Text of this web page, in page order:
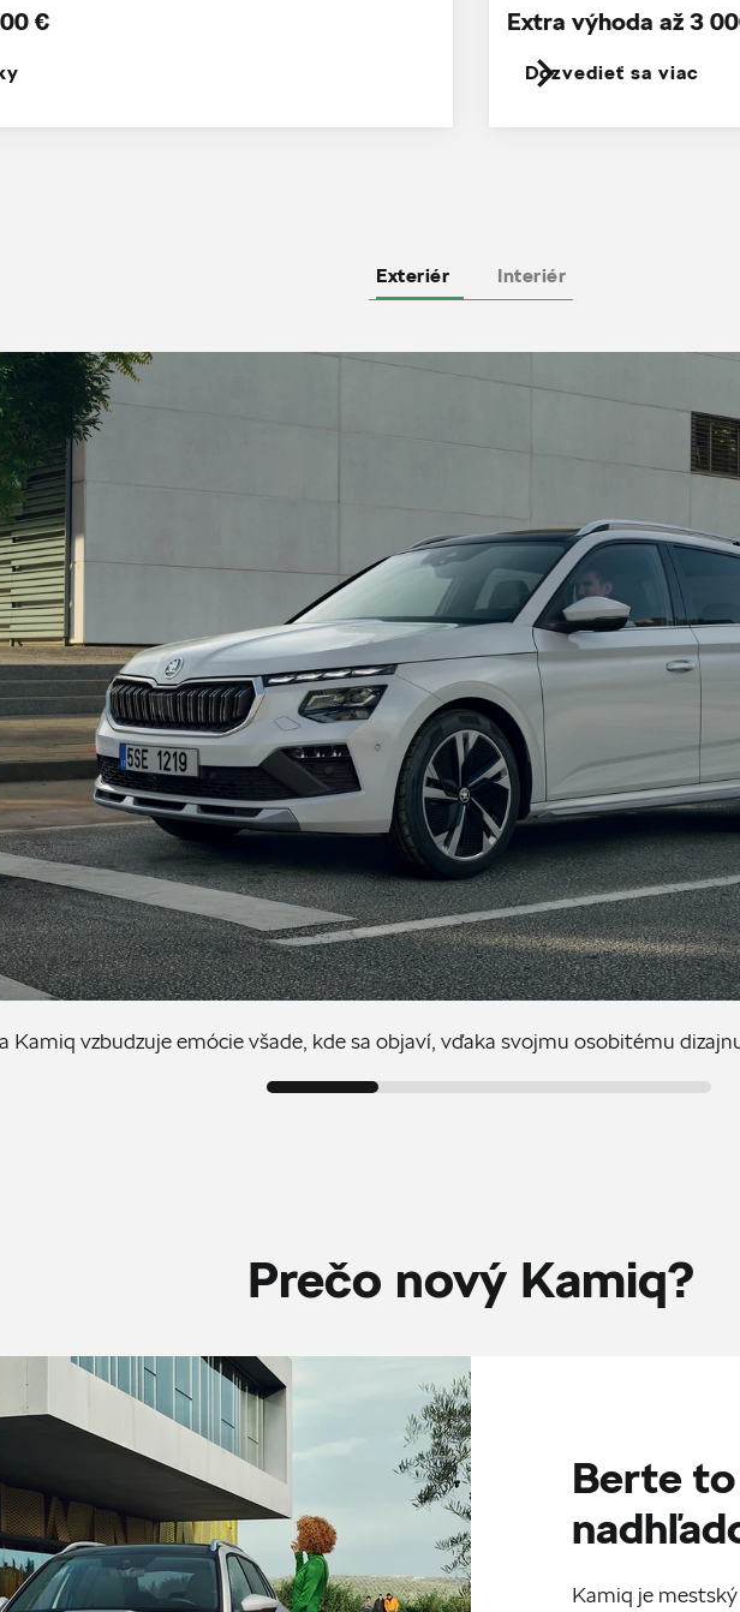
€
Dozvedieť sa viac
Extra výhoda až 3
Exteriér Interiér
Kamiq vzbudzuje emócie všade, kde sa objaví, vďaka svojmu osobitému
Prečo nový Kamiq?
Berte
Kamiq je